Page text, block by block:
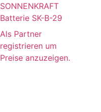
SONNENKRAFT
Batterie SK-B-29
Als Partner
registrieren um
Preise anzuzeigen.